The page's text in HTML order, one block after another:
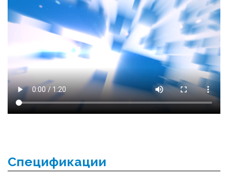
Спецификации